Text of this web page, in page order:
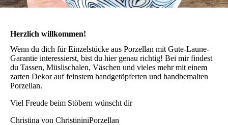
Herzlich willkommen!
Wenn du dich für Einzelstücke aus Porzellan mit Gute-Laune-
Garantie interessierst, bist du hier genau richtig! Bei mir findest
du Tassen, Müslischalen, Väschen und vieles mehr mit einem
zarten Dekor auf feinstem handgetöpferten und handbemalten
Porzellan.
Viel Freude beim Stöbern wünscht dir
Christina von ChristininiPorzellan